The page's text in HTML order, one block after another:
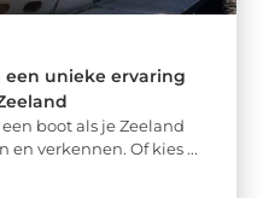
een unieke ervaring
boot als je Zeeland
en verkennen. Of kies ...